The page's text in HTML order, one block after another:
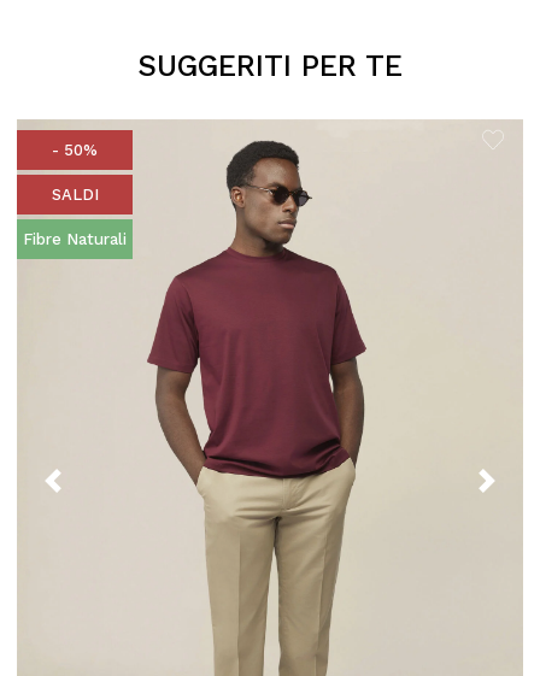
SUGGERITI PER TE
- 50%
SALDI
Fibre Naturali